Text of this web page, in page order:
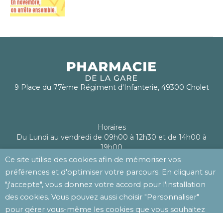
9 Place du 77ème Régiment d'Infanterie, 49300 Cholet
Horaires
Du Lundi au vendredi de 09h00 à 12h30 et de 14h00 à
19h00
Le samedi de 09h00 à 13h00
Mentions légales
Politique de confidentialité
Ce site utilise des cookies afin de mémoriser vos
préférences et d'optimiser votre parcours. En cliquant sur
"j'accepte", vous donnez votre accord pour l'installation
des cookies. Vous pouvez aussi choisir "Personnaliser"
pour gérer vous-même les cookies que vous souhaitez